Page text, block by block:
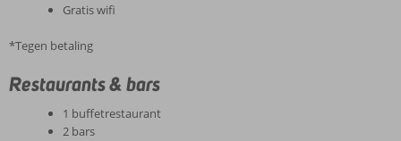
Gratis wifi
*Tegen betaling
Restaurants & bars
1 buffetrestaurant
2 bars